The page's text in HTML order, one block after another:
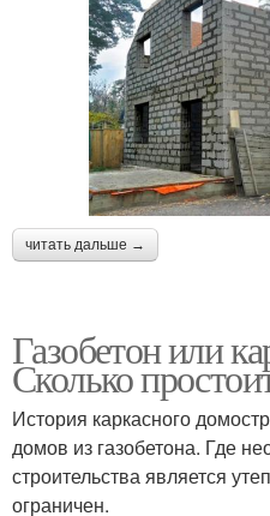
читать дальше →
Газобетон или
Сколько
История каркасного
домов из газобетона. Где
строительства является
ограничен.